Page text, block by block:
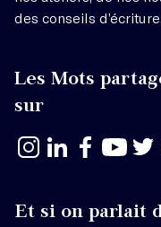
des conseils d’écriture.
Les Mots
sur
Et si on parlait